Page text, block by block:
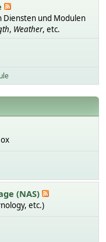
Diensten und Modulen
, Weather, etc.
(NAS)
etc.)